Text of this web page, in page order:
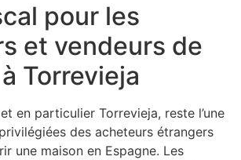
pour les
et vendeurs de
Torrevieja
en particulier Torrevieja, reste l’une
des acheteurs étrangers
une maison en Espagne. Les